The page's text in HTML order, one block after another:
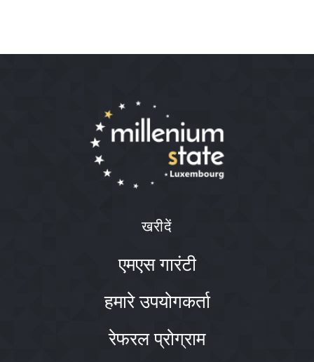
खरीदें
एमएस गारंटी
हमारे उपयोगकर्ता
रेफरल प्रोग्राम